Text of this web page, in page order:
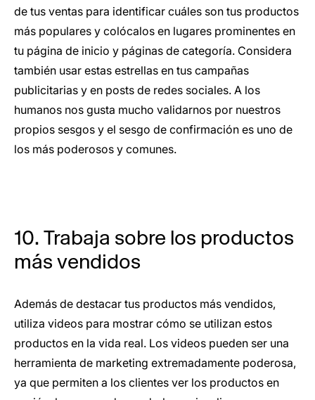
de tus ventas para identificar cuáles son tus productos
más populares y colócalos en lugares prominentes en
tu página de inicio y páginas de categoría. Considera
también usar estas estrellas en tus campañas
publicitarias y en posts de redes sociales. A los
humanos nos gusta mucho validarnos por nuestros
propios sesgos y el sesgo de confirmación es uno de
los más poderosos y comunes.
10. Trabaja sobre los productos
más vendidos
Además de destacar tus productos más vendidos,
utiliza videos para mostrar cómo se utilizan estos
productos en la vida real. Los videos pueden ser una
herramienta de marketing extremadamente poderosa,
ya que permiten a los clientes ver los productos en